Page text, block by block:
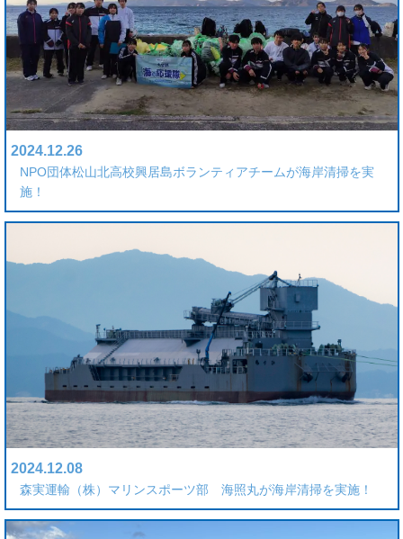
2024.12.26
NPO団体松山北高校興居島ボランティアチームが海岸清掃を実
施！
2024.12.08
森実運輸（株）マリンスポーツ部 海照丸が海岸清掃を実施！